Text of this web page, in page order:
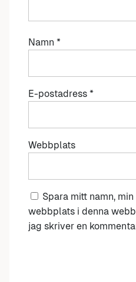
Namn *
E-postadress *
Webbplats
Spara mitt namn,
webbplats i denna
jag skriver en